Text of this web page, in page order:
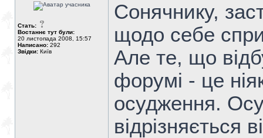
Стать:
Востаннє тут були:
20 листопада 2008, 15:57
Написано: 292
Звідки: Київ
Сонячнику,
щодо себе
Але те, що
форумі - це
осудження.
відрізняється